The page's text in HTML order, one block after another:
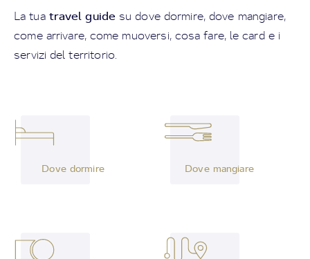
La tua travel guide su dove dormire, dove mangiare,
come arrivare, come muoversi, cosa fare, le card e i
servizi del territorio.
Dove dormire Dove mangiare